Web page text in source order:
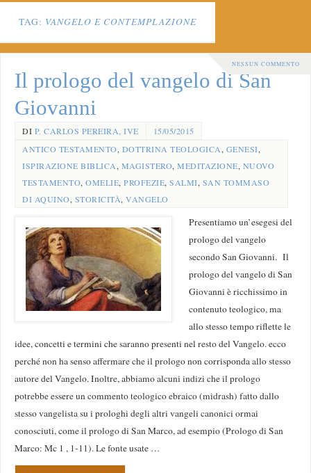
TAG: VANGELO E CONTEMPLAZIONE
NESSUN COMMENTO
Il prologo del vangelo di San
Giovanni
DI P. CARLOS PEREIRA, IVE
15/05/2015
ANTICO TESTAMENTO, DOTTRINA TEOLOGICA, GENESI,
ISPIRAZIONE BIBLICA, MAGISTERO,MEDITAZIONE, NUOVO
TESTAMENTO,OMELIE,PROFEZIE,SALMI, SAN TOMMASO
DI AQUINO, STORICITÀ,VANGELO
Presentiamo un’esegesi del
prologo del vangelo
secondo San Giovanni. Il
prologo del vangelo di San
Giovanni è ricchissimo in
contenuto teologico, ma
allo stesso tempo riflette le
idee, concetti e termini che saranno presenti nel resto del Vangelo. ecco
perché non ha senso affermare che il prologo non corrisponda allo stesso
autore del Vangelo. Inoltre, abbiamo alcuni indizi che il prologo
potrebbe essere un commento teologico ebraico (midrash) fatto dallo
stesso vangelista su i prologhi degli altri vangeli canonici ormai
conosciuti, come il prologo di San Marco, ad esempio (Prologo di San
Marco: Mc 1 , 1-11). Le fonte usate …